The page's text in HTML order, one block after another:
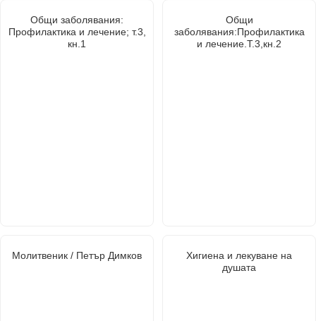
Общи заболявания:
Профилактика и лечение; т.3,
кн.1
Общи
заболявания:Профилактика
и лечение.Т.3,кн.2
Молитвеник / Петър Димков
Хигиена и лекуване на
душата